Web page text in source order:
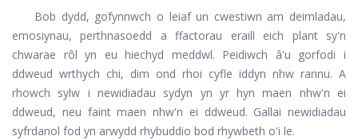
Bob dydd, gofynnwch o leiaf un cwestiwn am deimladau,
emosiynau, perthnasoedd a ffactorau eraill eich plant sy'n
chwarae rôl yn eu hiechyd meddwl. Peidiwch â'u gorfodi i
ddweud wrthych chi, dim ond rhoi cyfle iddyn nhw rannu. A
rhowch sylw i newidiadau sydyn yn yr hyn maen nhw'n ei
ddweud, neu faint maen nhw'n ei ddweud. Gallai newidiadau
syfrdanol fod yn arwydd rhybuddio bod rhywbeth o'i le.